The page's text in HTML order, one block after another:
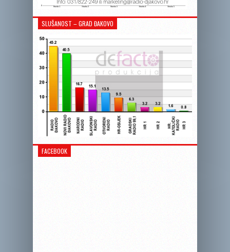
SLUŠANOST – GRAD ĐAKOVO
FACEBOOK